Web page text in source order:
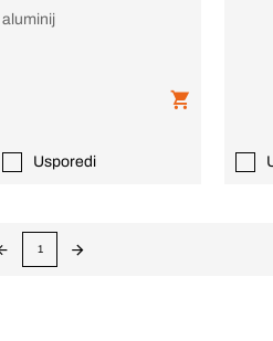
aluminij
Usporedi
1